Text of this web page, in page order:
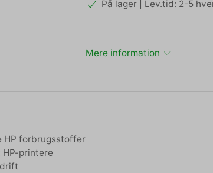
På lager | Lev.tid: 2-5
Mere information
HP forbrugsstoffer
printere